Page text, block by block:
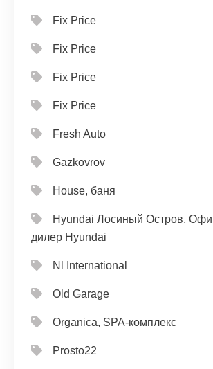
Fix Price
Fix Price
Fix Price
Fix Price
Fresh Auto
Gazkovrov
House, баня
Hyundai Лосиный Остров,
дилер Hyundai
Nl International
Old Garage
Organica, SPA-комплекс
Prosto22